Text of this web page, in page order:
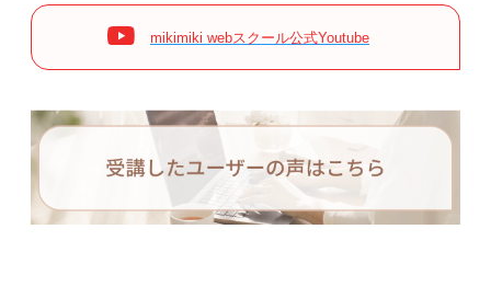
mikimiki webスクール公式Youtube